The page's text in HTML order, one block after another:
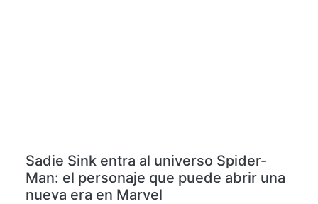
Sadie Sink entra al universo Spider-
Man: el personaje que puede abrir una
nueva era en Marvel